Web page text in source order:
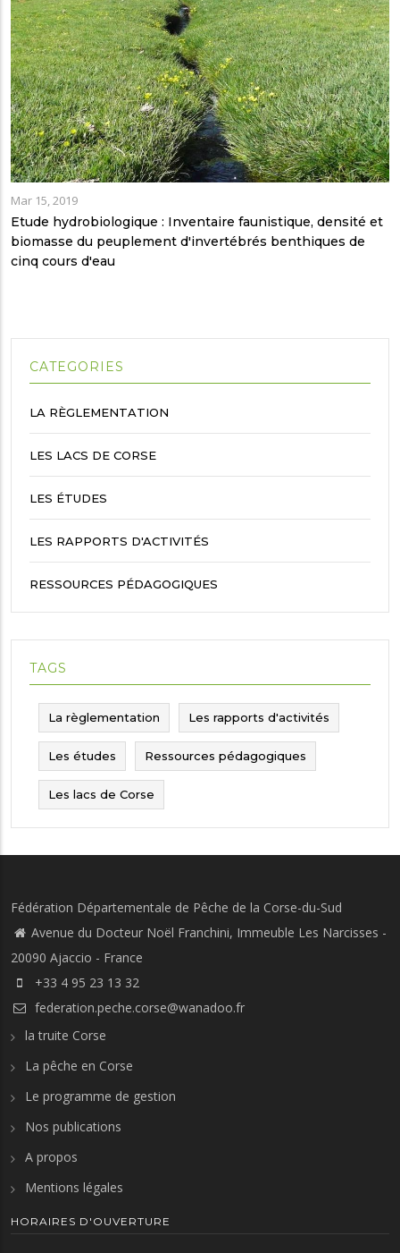
Mar 15, 2019
Etude hydrobiologique : Inventaire faunistique, densité et
biomasse du peuplement d'invertébrés benthiques de
cinq cours d'eau
CATEGORIES
LA RÈGLEMENTATION
LES LACS DE CORSE
LES ÉTUDES
LES RAPPORTS D'ACTIVITÉS
RESSOURCES PÉDAGOGIQUES
TAGS
La règlementation Les rapports d'activités
Les études Ressources pédagogiques
Les lacs de Corse
Fédération Départementale de Pêche de la Corse-du-Sud
Avenue du Docteur Noël Franchini, Immeuble Les Narcisses -
20090 Ajaccio - France
+33 4 95 23 13 32‬
federation.peche.corse@wanadoo.fr
la truite Corse
La pêche en Corse
Le programme de gestion
Nos publications
A propos
Mentions légales
HORAIRES D'OUVERTURE